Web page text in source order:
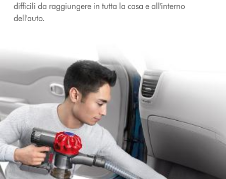
difficili da raggiungere in tutta la casa e all'interno
dell'auto.